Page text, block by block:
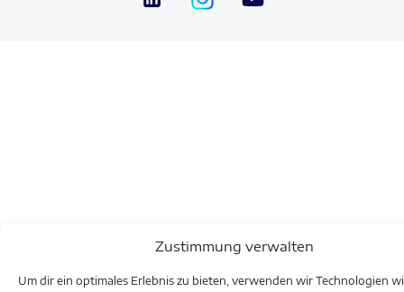
Zustimmung verwalten
Um dir ein optimales Erlebnis zu bieten, verwenden wir Technologien